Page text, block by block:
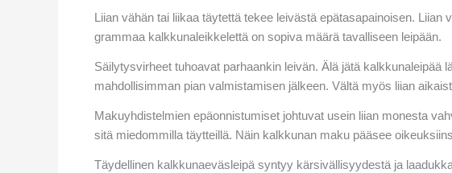
Liian vähän tai liikaa täytettä tekee leivästä epätasapainoisen.
grammaa kalkkunaleikkelettä on sopiva määrä tavalliseen leipään.
Säilytysvirheet tuhoavat parhaankin leivän. Älä jätä
mahdollisimman pian valmistamisen jälkeen. Vältä myös liian
Makuyhdistelmien epäonnistumiset johtuvat usein liian monesta
sitä miedommilla täytteillä. Näin kalkkunan maku pääsee
Täydellinen kalkkunaeväsleipä syntyy kärsivällisyydestä ja